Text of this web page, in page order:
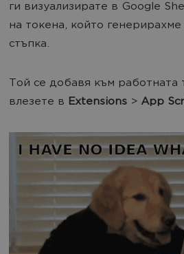
ги визуализирате в Google
на токена, който
стъпка.
Той се добавя към работната
влезете в Extensions > App